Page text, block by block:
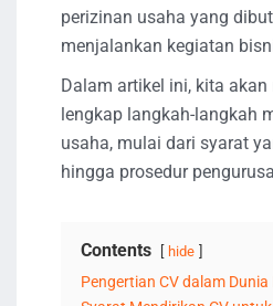
perizinan usaha yang
menjalankan kegiatan
Dalam artikel ini, kita
lengkap langkah-langkah
usaha, mulai dari syarat
hingga prosedur
Contents hide
Pengertian CV dalam Dunia